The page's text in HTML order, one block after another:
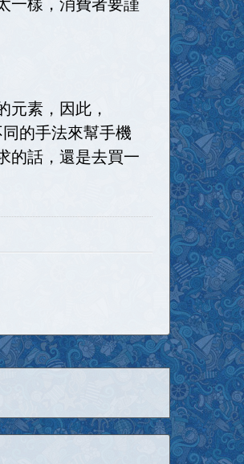
素，因此，
的手法來幫手機
的話，還是去買一